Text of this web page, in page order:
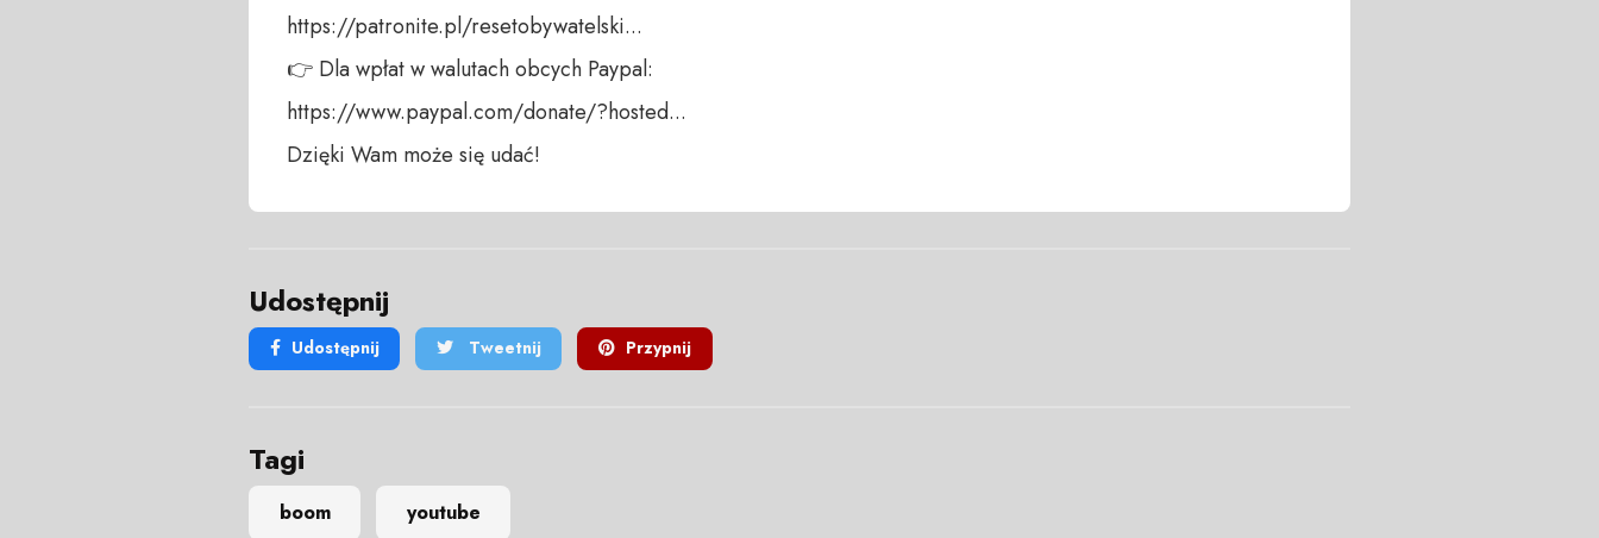
https://patronite.pl/resetobywatelski...
👉 Dla wpłat w walutach obcych Paypal:
https://www.paypal.com/donate/?hosted...
Dzięki Wam może się udać!
Udostępnij
Udostępnij Tweetnij Przypnij
Tagi
boom youtube